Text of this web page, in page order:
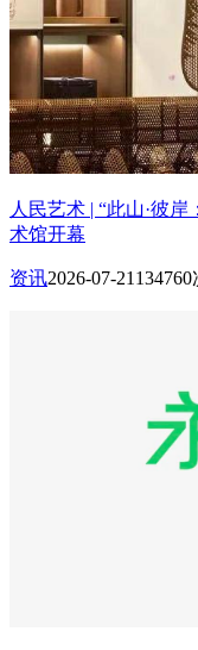
人民艺术 | “此山·彼
术馆开幕
资讯2026-07-21 134760